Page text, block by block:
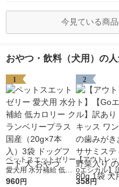
今見ている商
おやつ・飲料（犬用）の
1
ペットスエットゼリー
愛犬用 水分補給 低カ
ロリー クランベリー
960円
2
【アウトレ
oエシカル】
ットキッス ワ
358円